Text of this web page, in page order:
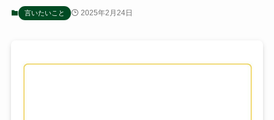
言いたいこと 2025年2月24日